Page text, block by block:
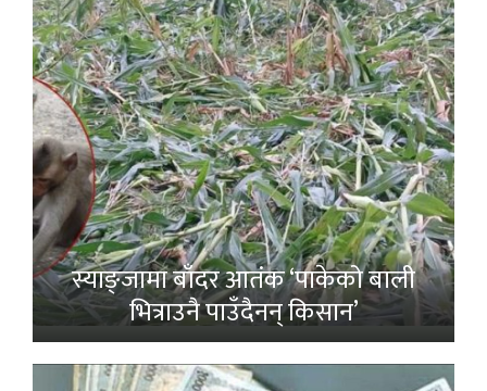
स्याङ्जामा बाँदर आतंक ‘पाकेको बाली
भित्राउनै पाउँदैनन् किसान’